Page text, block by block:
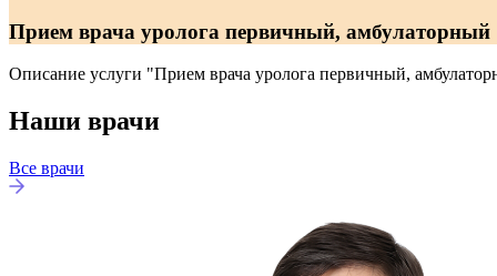
Прием врача уролога первичный, амбулаторный
Описание услуги "Прием врача уролога первичный,
Наши врачи
Все врачи